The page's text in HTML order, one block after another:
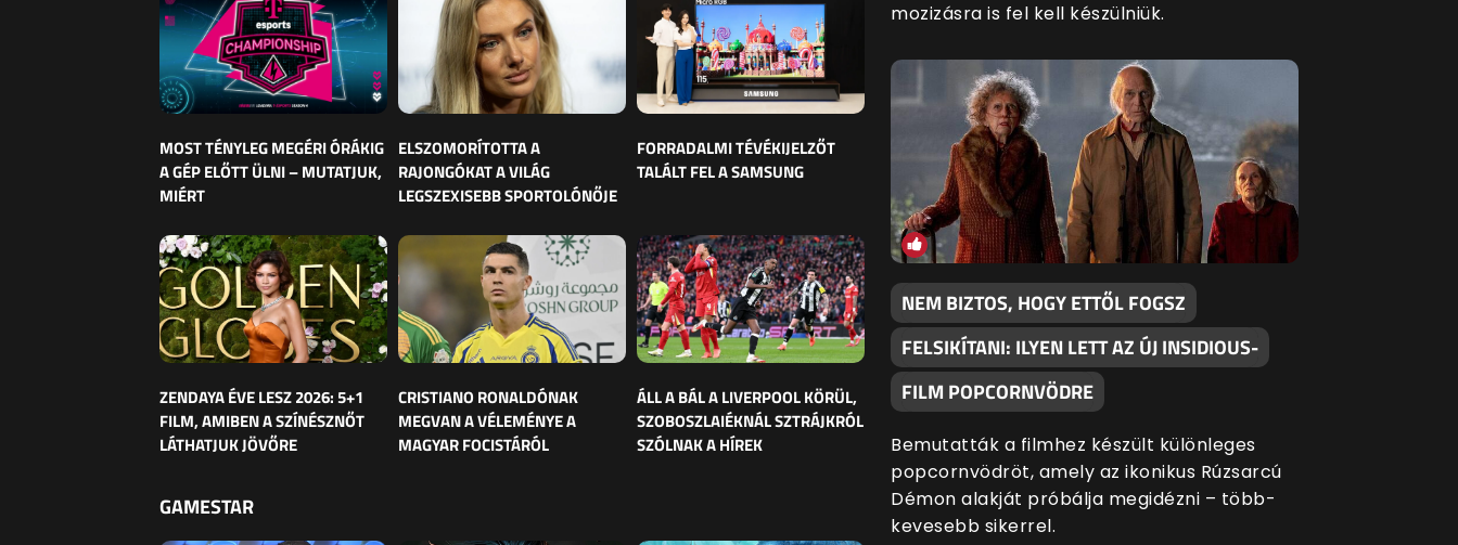
MOST TÉNYLEG MEGÉRI ÓRÁKIG
A GÉP ELŐTT ÜLNI – MUTATJUK,
MIÉRT
ELSZOMORÍTOTTA A
RAJONGÓKAT A VILÁG
LEGSZEXISEBB SPORTOLÓNŐJE
FORRADALMI TÉVÉKIJELZŐT
TALÁLT FEL A SAMSUNG
ZENDAYA ÉVE LESZ 2026: 5+1
FILM, AMIBEN A SZÍNÉSZNŐT
LÁTHATJUK JÖVŐRE
CRISTIANO RONALDÓNAK
MEGVAN A VÉLEMÉNYE A
MAGYAR FOCISTÁRÓL
ÁLL A BÁL A LIVERPOOL KÖRÜL,
SZOBOSZLAIÉKNÁL SZTRÁJKRÓL
SZÓLNAK A HÍREK
GAMESTAR
mozizásra is fel kell készülniük.
NEM BIZTOS, HOGY ETTŐL FOGSZ
FELSIKÍTANI: ILYEN LETT AZ ÚJ INSIDIOUS-
FILM POPCORNVÖDRE
Bemutatták a filmhez készült különleges
popcornvödröt, amely az ikonikus Rúzsarcú
Démon alakját próbálja megidézni – több-
kevesebb sikerrel.